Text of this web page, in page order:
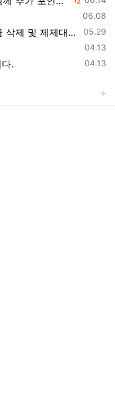
등록일
06.08
글
등록일
05.29
제제대상입니다.
등록일
04.13
등록일
04.13
.